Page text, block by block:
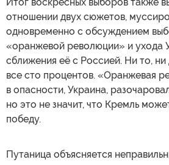
отношении двух сюжетов,
одновременно с обсуждением
«оранжевой революции» и ухода
сближения её с Россией. Ни то,
все сто процентов. «Оранжевая
в опасности, Украина,
но это не значит, что Кремль
победу.
Путаница объясняется